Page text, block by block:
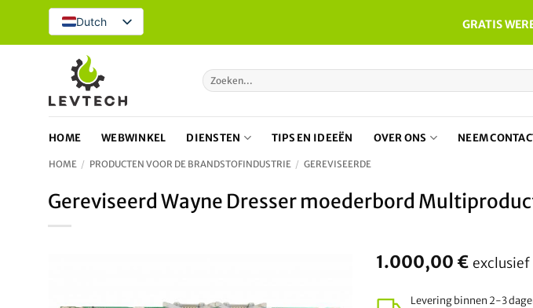
Overslaan
inhoud
Dutch GRATIS
Zoeken
naar:
HOME WEBWINKEL DIENSTEN TIPS EN IDEEËN OVER ONS NEEM
HOME / PRODUCTEN VOOR DE BRANDSTOFINDUSTRIE / GEREVISEERDE
Gereviseerd Wayne Dresser moederbord
1.000,00 € exclusief
Levering binnen 2-3